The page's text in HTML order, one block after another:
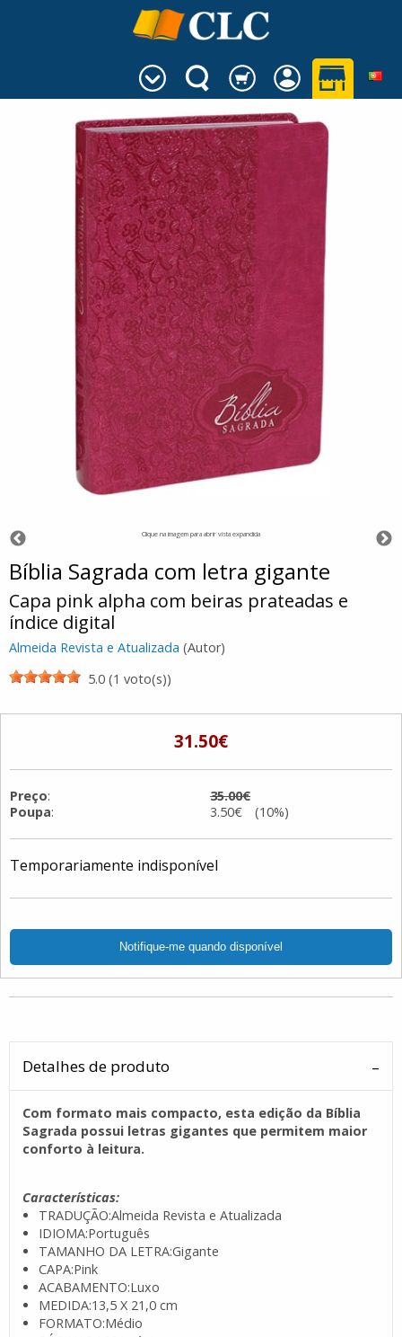
Clique na imagem para abrir vista expandida
Bíblia Sagrada com letra gigante
Capa pink alpha com beiras prateadas e
índice digital
Almeida Revista e Atualizada (Autor)
5.0 (1 voto(s))
31.50€
Preço:
35.00€
Poupa: 3.50€ (10%)
Temporariamente indisponível
Detalhes de produto
Com formato mais compacto, esta edição da Bíblia
Sagrada possui letras gigantes que permitem maior
conforto à leitura.
Características:
TRADUÇÃO:Almeida Revista e Atualizada
IDIOMA:Português
TAMANHO DA LETRA:Gigante
CAPA:Pink
ACABAMENTO:Luxo
MEDIDA:13,5 X 21,0 cm
FORMATO:Médio